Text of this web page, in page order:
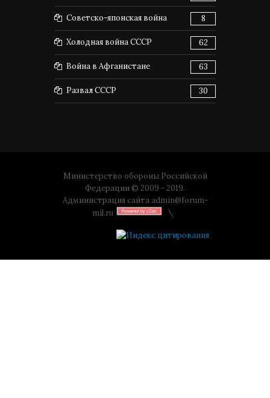
Советско-японская война 8
Холодная война СССР 62
Война в Афганистане 63
Развал СССР 30
Министерство обороны Российской
Федерации © 2009 - 2019.
Администрация сайта admin@forum-
mil.ru